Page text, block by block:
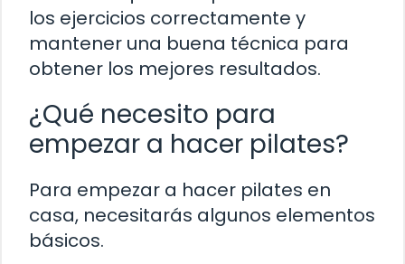
los ejercicios correctamente y
mantener una buena técnica para
obtener los mejores resultados.
¿Qué necesito para
empezar a hacer pilates?
Para empezar a hacer pilates en
casa, necesitarás algunos elementos
básicos.